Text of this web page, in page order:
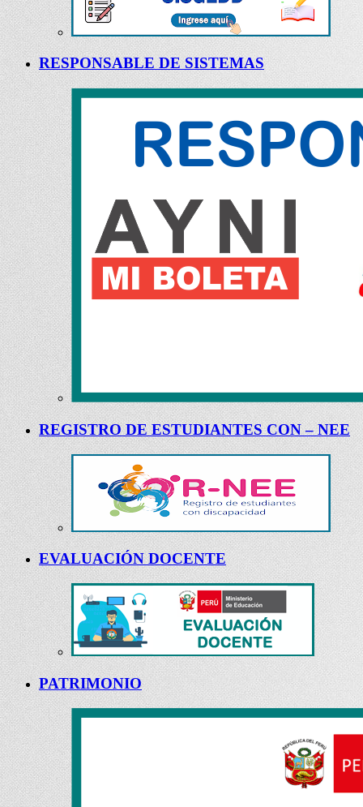
RESPONSABLE DE SISTEMAS
REGISTRO DE ESTUDIANTES CON – NEE
EVALUACIÓN DOCENTE
PATRIMONIO